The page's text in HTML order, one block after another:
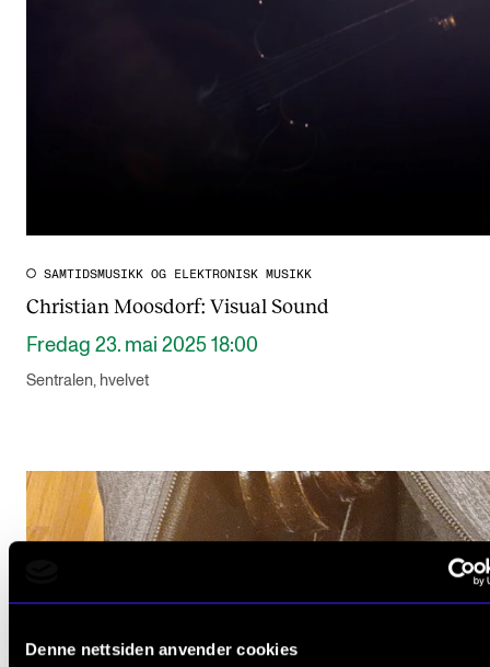
Denne nettsiden anvender cookies
SAMTIDSMUSIKK OG ELEKTRONISK MUSIKK
Christian Moosdorf: Visual Sound
Fredag 23. mai 2025 18:00
Sentralen, hvelvet